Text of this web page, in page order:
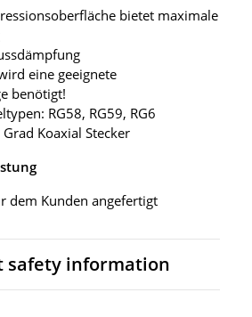
bietet maximale
eine geeignete
benötigt!
RG58, RG59, RG6
Koaxial Stecker
dem Kunden angefertigt
safety information